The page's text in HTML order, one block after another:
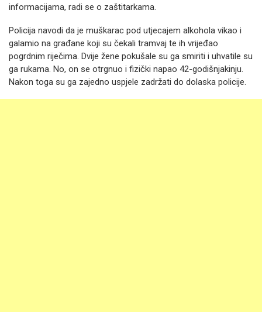
informacijama, radi se o zaštitarkama.
Policija navodi da je muškarac pod utjecajem alkohola vikao i
galamio na građane koji su čekali tramvaj te ih vrijeđao
pogrdnim riječima. Dvije žene pokušale su ga smiriti i uhvatile su
ga rukama. No, on se otrgnuo i fizički napao 42-godišnjakinju.
Nakon toga su ga zajedno uspjele zadržati do dolaska policije.